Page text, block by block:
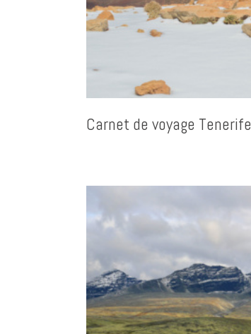
Carnet de voyage Tenerife